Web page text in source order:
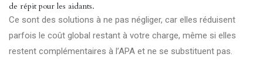
de répit pour les aidants.
Ce sont des solutions à ne pas négliger, car elles réduisent
parfois le coût global restant à votre charge, même si elles
restent complémentaires à l’APA et ne se substituent pas.